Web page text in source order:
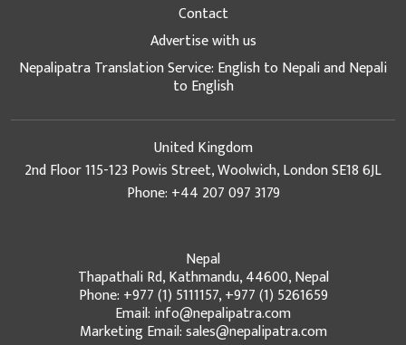
Contact
Advertise with us
Nepalipatra Translation Service: English to Nepali and Nepali
to English
United Kingdom
2nd Floor 115-123 Powis Street, Woolwich, London SE18 6JL
Phone: +44 207 097 3179
Nepal
Thapathali Rd, Kathmandu, 44600, Nepal
Phone: +977 (1) 5111157, +977 (1) 5261659
Email: info@nepalipatra.com
Marketing Email: sales@nepalipatra.com